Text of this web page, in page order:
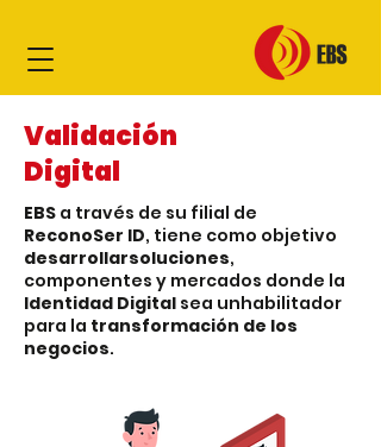
Validación
Digital
EBS a través de su filial de
ReconoSer ID, tiene como objetivo
desarrollarsoluciones,
componentes y mercados donde la
Identidad Digital sea unhabilitador
para la transformación de los
negocios.